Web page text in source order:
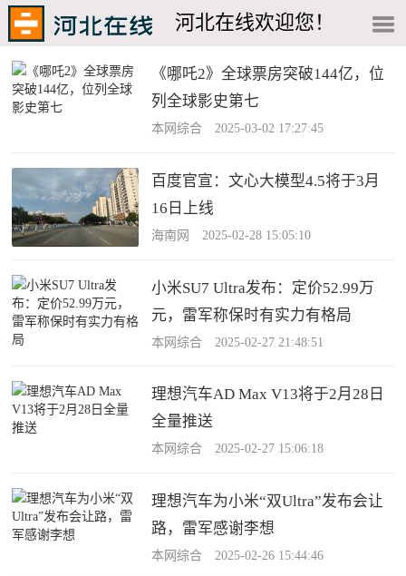
河北在线欢迎您！
《哪吒2》全球票房突破144亿，位
列全球影史第七
本网综合 2025-03-02 17:27:45
百度官宣：文心大模型4.5将于3月
16日上线
海南网 2025-02-28 15:05:10
小米SU7 Ultra发布：定价52.99万
元，雷军称保时有实力有格局
本网综合 2025-02-27 21:48:51
理想汽车AD Max V13将于2月28日
全量推送
本网综合 2025-02-27 15:06:18
理想汽车为小米“双Ultra”发布会让
路，雷军感谢李想
本网综合 2025-02-26 15:44:46